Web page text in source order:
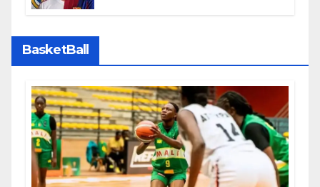
BasketBall